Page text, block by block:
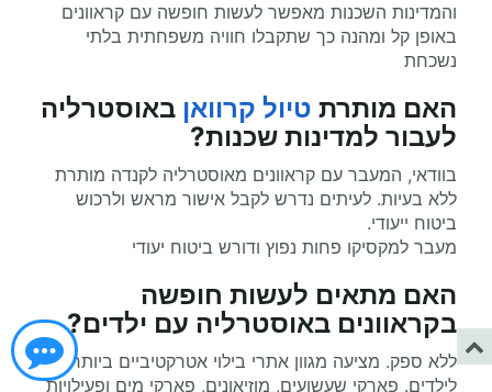
והמדינות השכנות מאפשר לעשות חופשה עם קראוונים
באופן קל ומהנה כך שתקבלו חוויה משפחתית בלתי
נשכחת
האם מותרת טיול קרוואן באוסטרליה
לעבור למדינות שכנות?
בוודאי, המעבר עם קראוונים מאוסטרליה לקנדה מותרת
ללא בעיות. לעיתים נדרש לקבל אישור מראש ולרכוש
ביטוח ייעודי.
מעבר למקסיקו פחות נפוץ ודורש ביטוח יעודי
האם מתאים לעשות חופשה
בקראוונים באוסטרליה עם ילדים?
ללא ספק. מציעה מגוון אתרי בילוי אטרקטיביים ביותר
לילדים. פארקי שעשועים, מוזיאונים, פארקי מים ופעילויות